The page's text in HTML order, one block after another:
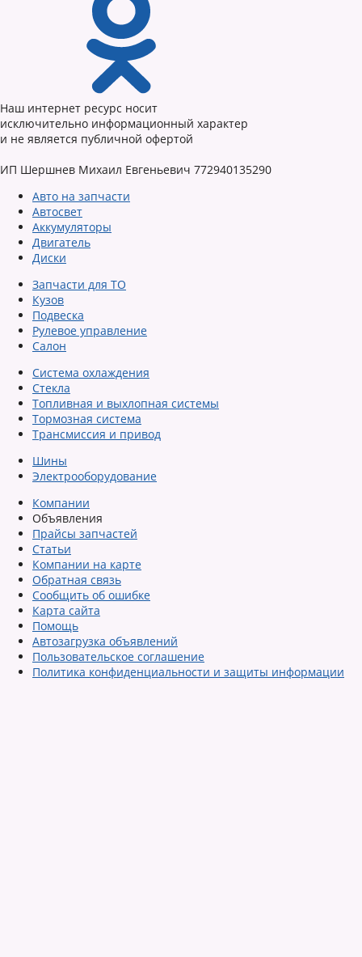
Наш интернет ресурс носит
исключительно информационный характер
и не является публичной офертой
ИП Шершнев Михаил Евгеньевич 772940135290
Авто на запчасти
Автосвет
Аккумуляторы
Двигатель
Диски
Запчасти для ТО
Кузов
Подвеска
Рулевое управление
Салон
Система охлаждения
Стекла
Топливная и выхлопная системы
Тормозная система
Трансмиссия и привод
Шины
Электрооборудование
Компании
Объявления
Прайсы запчастей
Статьи
Компании на карте
Обратная связь
Сообщить об ошибке
Карта сайта
Помощь
Автозагрузка объявлений
Пользовательское соглашение
Политика конфиденциальности и защиты информации